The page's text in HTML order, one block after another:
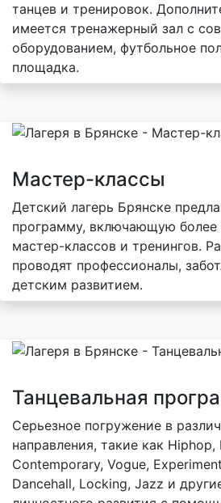
танцев и тренировок.
имеется тренажерный зал с
оборудованием, футбольное
площадка.
Мастер-классы
Детский лагерь Брянске
программу, включающую более
мастер-классов и тренингов.
проводят профессионалы,
детским развитием.
Танцевальная
Серьезное погружение в
направления, такие как Hiphop,
Contemporary, Vogue,
Dancehall, Locking, Jazz и